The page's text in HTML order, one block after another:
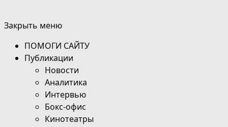
Закрыть меню
ПОМОГИ САЙТУ
Публикации
Новости
Аналитика
Интервью
Бокс-офис
Кинотеатры